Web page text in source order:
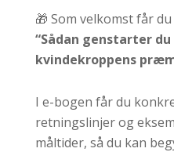
🎁 Som velkomst får
“Sådan genstarter
kvindekroppens
I e-bogen får du
retningslinjer og
måltider, så du kan